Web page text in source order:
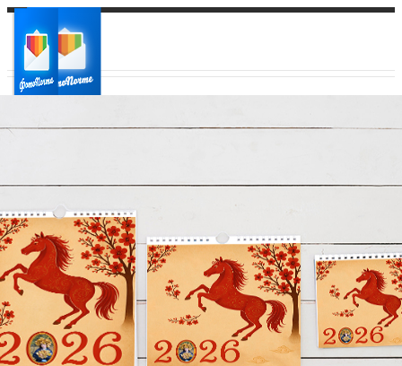
Ваш регион доставки
Выберите из списка: